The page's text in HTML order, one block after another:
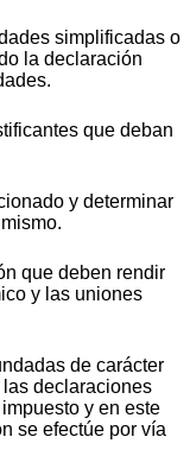
simplificadas o
la declaración
que deban
y determinar
que deben rendir
y las uniones
de carácter
declaraciones
y en este
se efectúe por vía